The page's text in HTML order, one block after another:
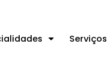
Serviços